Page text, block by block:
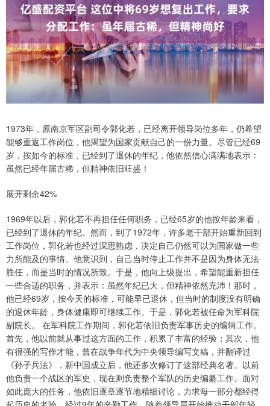
1973年，原南京军区副司令郭化若，已经离开领导岗位多年，仍希望
能够重返工作岗位，他渴望为国家贡献自己的一份力量。尽管已经69
岁，按如今的标准，已经到了退休的年纪，他依然信心满满地表示：
虽然已经年届古稀，但精神依旧旺盛！
展开剩余42%
1969年以后，郭化若不再担任任何职务，已经65岁的他按年龄来看，
已经到了退休的年纪。然而，到了1972年，许多老干部开始重新回到
工作岗位，郭化若也经过深思熟虑，决定自己仍然可以为国家做一些
力所能及的事情。他意识到，自己当时停止工作并不是因为身体无法
胜任，而是当时的情况所致。于是，他向上级提出，希望能重新担任
一些合适的职务，并表示：虽然年纪已大，但精神依然充沛！那时，
他已经69岁，按今天的标准，可能早已退休，但当时的制度没有明确
的退休年龄，身体健康即可继续工作。于是，郭化若被任命为军科院
副院长。 在军科院工作期间，郭化若依旧负责军事历史的编辑工作。
首先，他以前就从事过这方面的工作，积累了丰富的经验；其次，他
有很强的写作才能，曾在战争年代为中央领导编写文稿，并翻译过
《孙子兵法》，新中国成立后，他还多次修订了这部经典名著。以前
他负责一个战区的军史，现在则负责整个军队的历史编纂工作。面对
如此庞大的任务，他依旧逐章逐节地精细讨论，力求每一部分都经得